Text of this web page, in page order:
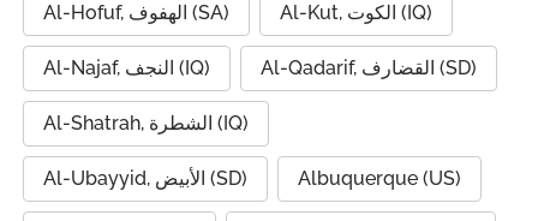
Al-Hofuf, الهفوف (SA) Al-Kut, الكوت (IQ)
Al-Najaf, النجف (IQ) Al-Qadarif, القضارف (SD)
Al-Shatrah, الشطرة (IQ)
Al-Ubayyid, الأبيض (SD) Albuquerque (US)